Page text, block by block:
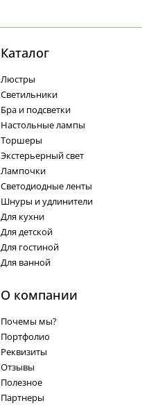
Каталог
Люстры
Светильники
Бра и подсветки
Настольные лампы
Торшеры
Экстерьерный свет
Лампочки
Светодиодные ленты
Шнуры и удлинители
Для кухни
Для детской
Для гостиной
Для ванной
О компании
Почемы мы?
Портфолио
Реквизиты
Отзывы
Полезное
Партнеры